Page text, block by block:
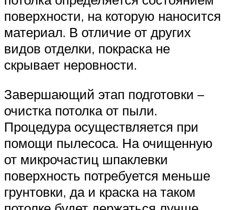
поверхности, на которую наносится
материал. В отличие от других
видов отделки, покраска не
скрывает неровности.
Завершающий этап подготовки –
очистка потолка от пыли.
Процедура осуществляется при
помощи пылесоса. На очищенную
от микрочастиц шпаклевки
поверхность потребуется меньше
грунтовки, да и краска на таком